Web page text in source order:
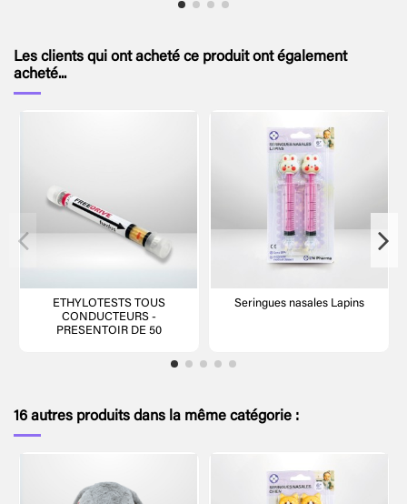
Les clients qui ont acheté ce produit ont également
acheté...
ETHYLOTESTS TOUS
CONDUCTEURS -
PRESENTOIR DE 50
Seringues nasales Lapins
16 autres produits dans la même catégorie :